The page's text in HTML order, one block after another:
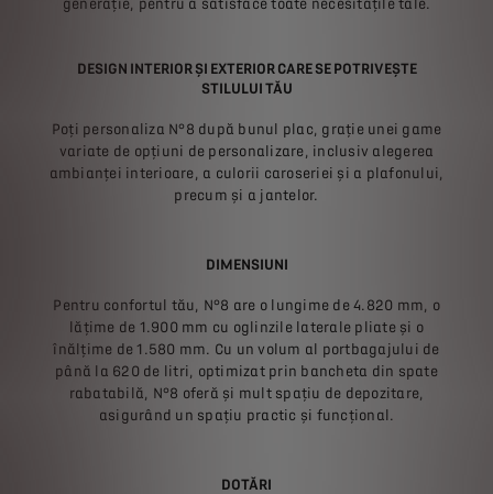
generație, pentru a satisface toate necesitățile tale.
DESIGN INTERIOR ȘI EXTERIOR CARE SE POTRIVEȘTE
STILULUI TĂU
Poți personaliza N°8 după bunul plac, grație unei game
variate de opțiuni de personalizare, inclusiv alegerea
ambianței interioare, a culorii caroseriei și a plafonului,
precum și a jantelor.
DIMENSIUNI
Pentru confortul tău, N°8 are o lungime de 4.820 mm, o
lățime de 1.900 mm cu oglinzile laterale pliate și o
înălțime de 1.580 mm. Cu un volum al portbagajului de
până la 620 de litri, optimizat prin bancheta din spate
rabatabilă, N°8 oferă și mult spațiu de depozitare,
asigurând un spațiu practic și funcțional.
DOTĂRI